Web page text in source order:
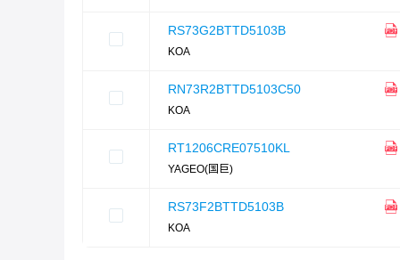
RS73G2BTTD5103B
KOA
RN73R2BTTD5103C50
KOA
RT1206CRE07510KL
YAGEO(国巨)
RS73F2BTTD5103B
KOA